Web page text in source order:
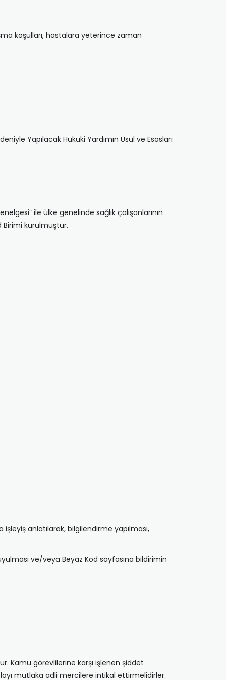
koşulları, hastalara yeterince zaman
Yapılacak Hukuki Yardımın Usul ve Esasları
ile ülke genelinde sağlık çalışanlarının
Birimi kurulmuştur.
anlatılarak, bilgilendirme yapılması,
ve/veya Beyaz Kod sayfasına bildirimin
Kamu görevlilerine karşı işlenen şiddet
mutlaka adli mercilere intikal ettirmelidirler.